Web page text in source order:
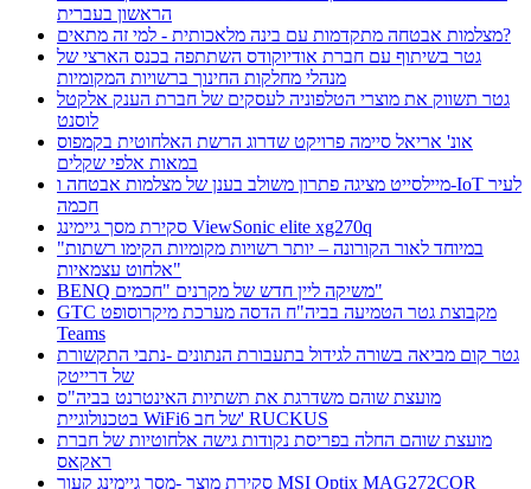
הראשון בעברית
מצלמות אבטחה מתקדמות עם בינה מלאכותית - למי זה מתאים?
גטר בשיתוף עם חברת אודיוקודס השתתפה בכנס הארצי של
מנהלי מחלקות החינוך ברשויות המקומיות
גטר תשווק את מוצרי הטלפוניה לעסקים של חברת הענק אלקטל
לוסנט
אונ' אריאל סיימה פרויקט שדרוג הרשת האלחוטית בקמפוס
במאות אלפי שקלים
מיילסייט מציגה פתרון משולב בענן של מצלמות אבטחה ו-IoT לעיר
חכמה
סקירת מסך גיימינג ViewSonic elite xg270q
"במיוחד לאור הקורונה – יותר רשויות מקומיות הקימו רשתות
אלחוט עצמאיות"
BENQ משיקה ליין חדש של מקרנים "חכמים"
GTC מקבוצת גטר הטמיעה בביה"ח הדסה מערכת מיקרוסופט
Teams
גטר קום מביאה בשורה לגידול בתעבורת הנתונים -נתבי התקשורת
של דרייטק
מועצת שוהם משדרגת את תשתיות האינטרנט בביה"ס
בטכנולוגיית WiFi6 של חב' RUCKUS
מועצת שוהם החלה בפריסת נקודות גישה אלחוטיות של חברת
ראקאס
סקירת מוצר -מסך גיימינג קעור MSI Optix MAG272CQR